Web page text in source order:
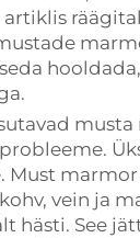
artiklis
Must
vein ja
hästi. See